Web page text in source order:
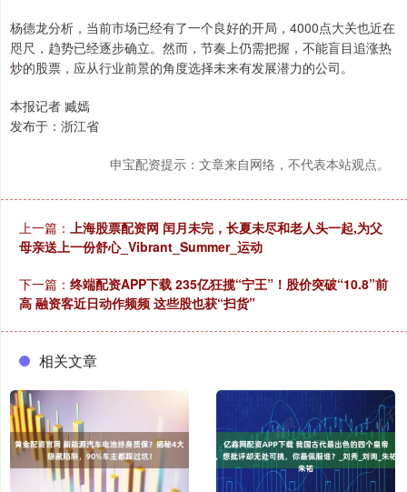
杨德龙分析，当前市场已经有了一个良好的开局，4000点大关也近在
咫尺，趋势已经逐步确立。然而，节奏上仍需把握，不能盲目追涨热
炒的股票，应从行业前景的角度选择未来有发展潜力的公司。
本报记者 臧嫣
发布于：浙江省
申宝配资提示：文章来自网络，不代表本站观点。
上一篇： 上海股票配资网 闰月未完，长夏未尽和老人头一起,为父
母亲送上一份舒心_Vibrant_Summer_运动
下一篇： 终端配资APP下载 235亿狂揽“宁王”！股价突破“10.8”前
高 融资客近日动作频频 这些股也获“扫货”
相关文章